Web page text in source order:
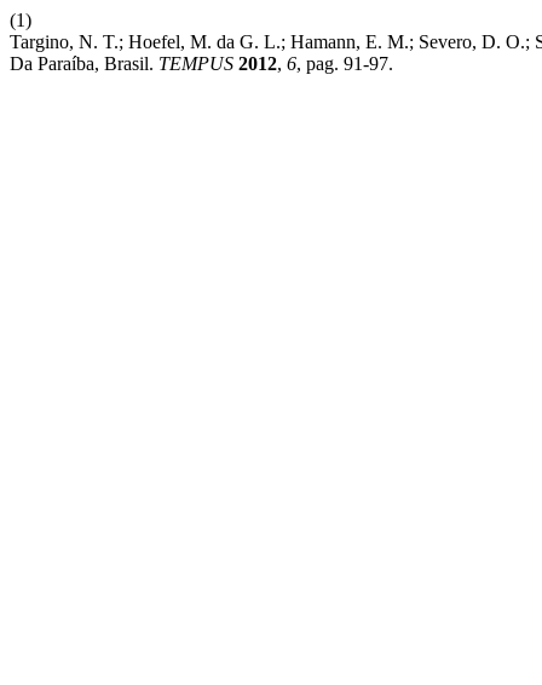
(1)
Targino, N. T.; Hoefel, M. da G. L.; Hamann, E. M.; Severo, D. O.;
Da Paraíba, Brasil. TEMPUS 2012, 6, pag. 91-97.